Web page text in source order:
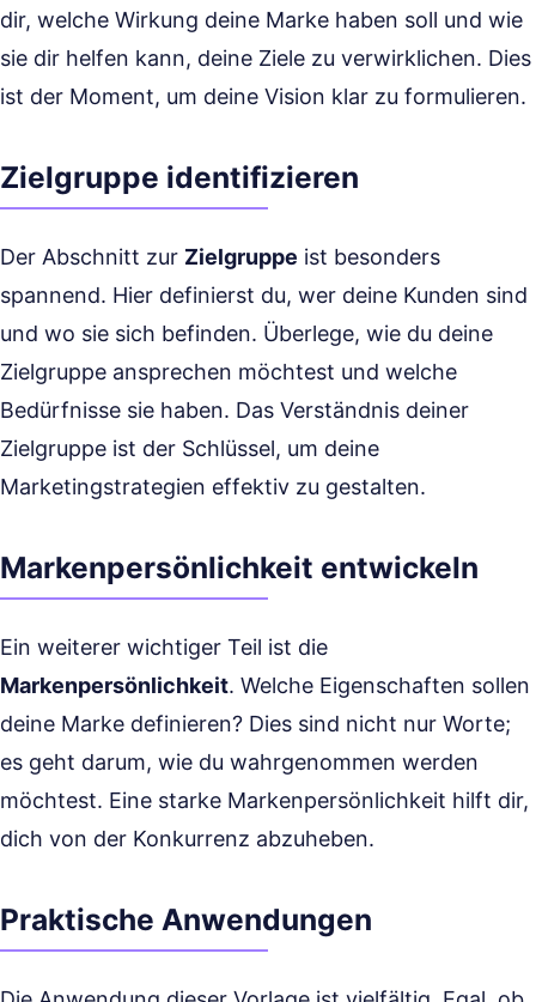
dir, welche Wirkung deine Marke haben soll und wie
sie dir helfen kann, deine Ziele zu verwirklichen. Dies
ist der Moment, um deine Vision klar zu formulieren.
Zielgruppe identifizieren
Der Abschnitt zur Zielgruppe ist besonders
spannend. Hier definierst du, wer deine Kunden sind
und wo sie sich befinden. Überlege, wie du deine
Zielgruppe ansprechen möchtest und welche
Bedürfnisse sie haben. Das Verständnis deiner
Zielgruppe ist der Schlüssel, um deine
Marketingstrategien effektiv zu gestalten.
Markenpersönlichkeit entwickeln
Ein weiterer wichtiger Teil ist die
Markenpersönlichkeit. Welche Eigenschaften sollen
deine Marke definieren? Dies sind nicht nur Worte;
es geht darum, wie du wahrgenommen werden
möchtest. Eine starke Markenpersönlichkeit hilft dir,
dich von der Konkurrenz abzuheben.
Praktische Anwendungen